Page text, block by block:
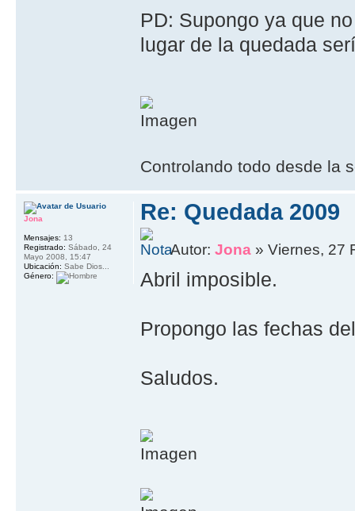
PD: Supongo ya que
lugar de la quedada
Controlando todo desde la
Re: Quedada 2009
Autor:Jona » Viernes, 27
Abril imposible.
Propongo las fechas
Saludos.
Jona
Mensajes: 13
Registrado: Sábado, 24
Mayo 2008, 15:47
Ubicación: Sabe Dios...
Género: